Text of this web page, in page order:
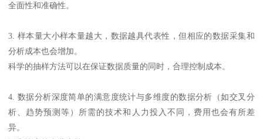
全面性和准确性。
3. 样本量大小样本量越大，数据越具代表性，但相应的数据采集和
分析成本也会增加。
科学的抽样方法可以在保证数据质量的同时，合理控制成本。
4. 数据分析深度简单的满意度统计与多维度的数据分析（如交叉分
析、趋势预测等）所需的技术和人力投入不同，费用也会有所差
异。